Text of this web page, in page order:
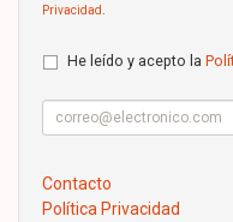
Privacidad
He leído y acepto la
Contacto
Política Privacidad